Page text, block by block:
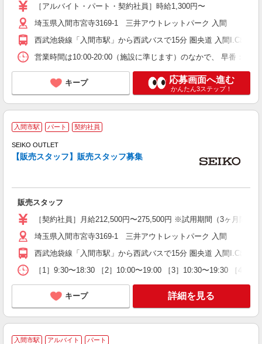
［アルバイト・パート・契約社員］時給1,300円〜
埼玉県入間市宮寺3169-1 三井アウトレットパーク 入間
西武池袋線「入間市駅」から西武バスで15分 圏央道 入間I.C出口
営業時間は10:00-20:00（施設に準じます）のなかで、 早番：
キープ 応募画面へ進む
かんたん3ステップ！
入間市駅 パート 契約社員
SEIKO OUTLET
【販売スタッフ】販売スタッフ募集
販売スタッフ
［契約社員］月給212,500円〜275,500円 ※試用期間（3ヶ月間
埼玉県入間市宮寺3169-1 三井アウトレットパーク 入間
西武池袋線「入間市駅」から西武バスで15分 圏央道 入間I.C出口
［1］9:30〜18:30 ［2］10:00〜19:00 ［3］10:30〜19:30 ［4］
キープ 詳細を見る
入間市駅 アルバイト パート